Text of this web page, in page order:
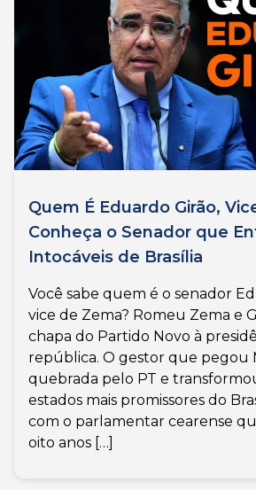
Quem É Eduardo Girão,
Conheça o Senador que
Intocáveis de Brasília
Você sabe quem é o senador
vice de Zema? Romeu Zema e
chapa do Partido Novo à
república. O gestor que pegou
quebrada pelo PT e
estados mais promissores do
com o parlamentar cearense
oito anos […]